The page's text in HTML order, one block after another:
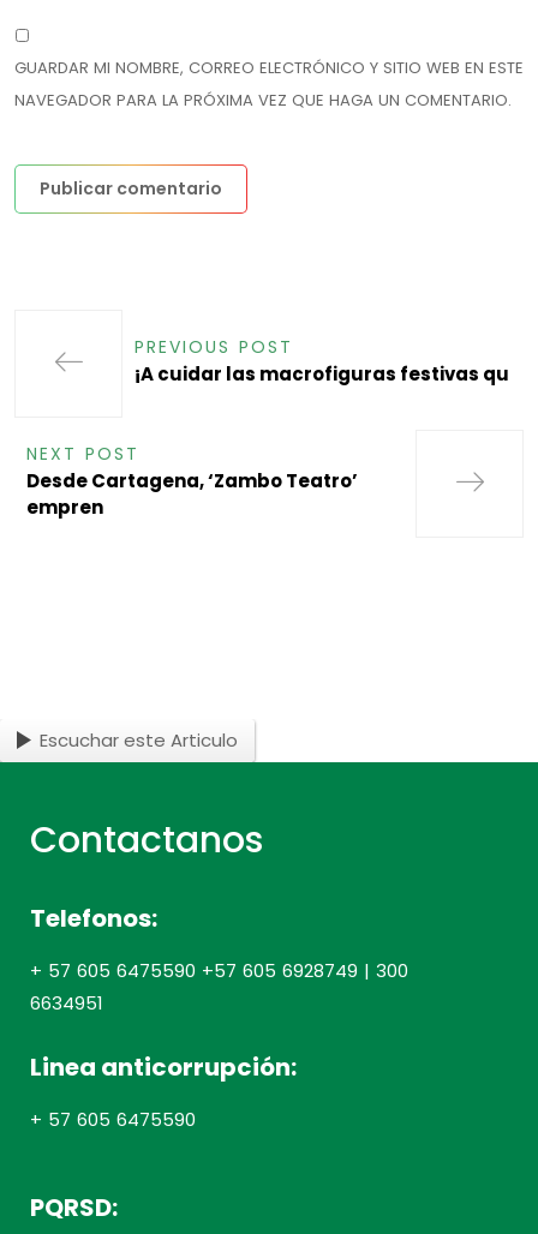
GUARDAR MI NOMBRE, CORREO ELECTRÓNICO Y SITIO WEB EN ESTE
NAVEGADOR PARA LA PRÓXIMA VEZ QUE HAGA UN COMENTARIO.
PREVIOUS POST
¡A cuidar las macrofiguras festivas qu
NEXT POST
Desde Cartagena, ‘Zambo Teatro’
empren
Escuchar este Articulo
Contactanos
Telefonos:
+ 57 605 6475590 +57 605 6928749 | 300
6634951
Linea anticorrupción:
+ 57 605 6475590
PQRSD: